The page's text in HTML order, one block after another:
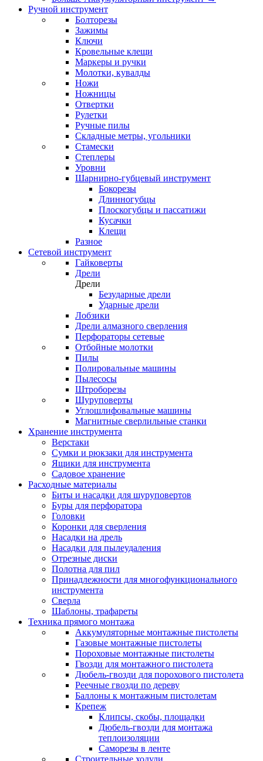
Ручной инструмент
Болторезы
Зажимы
Ключи
Кровельные клещи
Маркеры и ручки
Молотки, кувалды
Ножи
Ножницы
Отвертки
Рулетки
Ручные пилы
Складные метры, угольники
Стамески
Степлеры
Уровни
Шарнирно-губцевый инструмент
Бокорезы
Длинногубцы
Плоскогубцы и пассатижи
Кусачки
Клещи
Разное
Сетевой инструмент
Гайковерты
Дрели
Дрели
Безударные дрели
Ударные дрели
Лобзики
Дрели алмазного сверления
Перфораторы сетевые
Отбойные молотки
Пилы
Полировальные машины
Пылесосы
Штроборезы
Шуруповерты
Углошлифовальные машины
Магнитные сверлильные станки
Хранение инструмента
Верстаки
Сумки и рюкзаки для инструмента
Ящики для инструмента
Садовое хранение
Расходные материалы
Биты и насадки для шуруповертов
Буры для перфоратора
Головки
Коронки для сверления
Насадки на дрель
Насадки для пылеудаления
Отрезные диски
Полотна для пил
Принадлежности для многофункционального
инструмента
Сверла
Шаблоны, трафареты
Техника прямого монтажа
Аккумуляторные монтажные пистолеты
Газовые монтажные пистолеты
Пороховые монтажные пистолеты
Гвозди для монтажного пистолета
Дюбель-гвозди для порохового пистолета
Реечные гвозди по дереву
Баллоны к монтажным пистолетам
Крепеж
Клипсы, скобы, площадки
Дюбель-гвозди для монтажа
теплоизоляции
Саморезы в ленте
Строительные ходули